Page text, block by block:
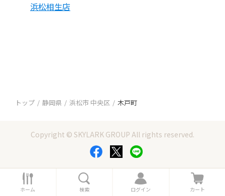
浜松相生店
トップ 静岡県 浜松市 中央区 木戸町
Copyright © SKYLARK GROUP All rights reserved.
ホ
ー
ホーム 索
検索
ロ
グ
ログイン
カ
ー
カート